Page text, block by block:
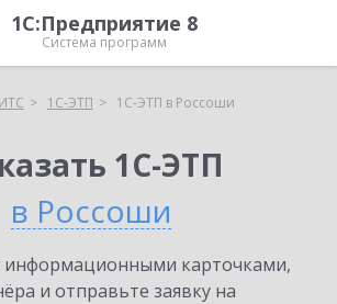
1С:Предприятие 8
Система программ
1С-ЭТП 1С-ЭТП в Россоши
1С-ЭТП
в Россоши
информационными карточками,
и отправьте заявку на